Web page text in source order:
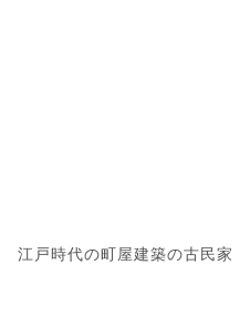
江戸時代の町屋建築の古民家